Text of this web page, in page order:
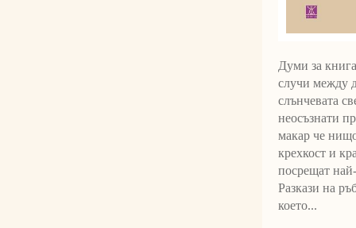
Думи за
случи между
слънчевата
неосъзнати
макар че
крехкост и
посрещат
Разкази на
което...